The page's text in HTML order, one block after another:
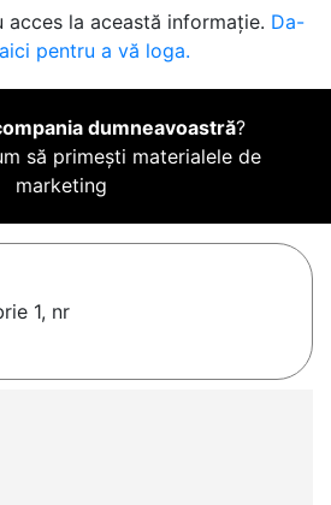
acces la această informație. Da-
pentru a vă loga.
dumneavoastră?
să primești materialele de
marketing
1, nr